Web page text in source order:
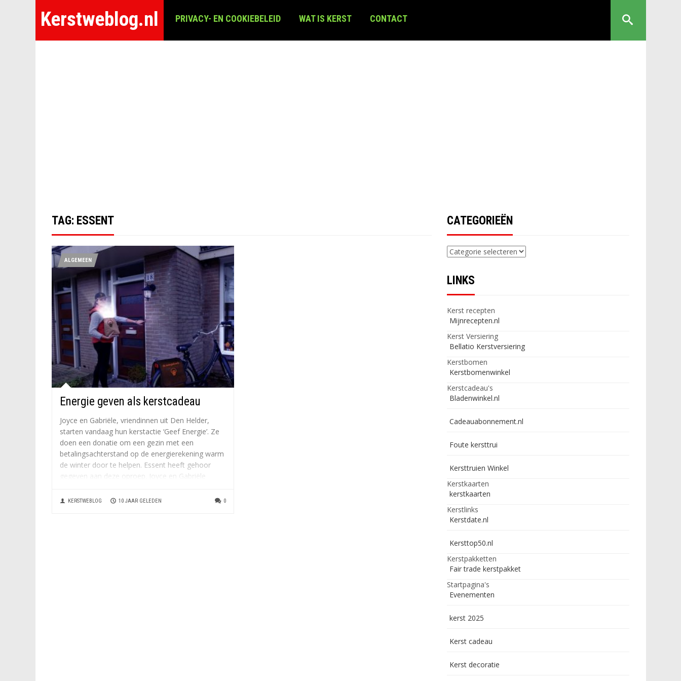
Kerstweblog.nl PRIVACY- EN COOKIEBELEID WAT IS KERST CONTACT
TAG: ESSENT
ALGEMEEN
Energie geven als kerstcadeau
Joyce en Gabriële, vriendinnen uit Den Helder,
starten vandaag hun kerstactie ‘Geef Energie’. Ze
doen een donatie om een gezin met een
betalingsachterstand op de energierekening warm
de winter door te helpen. Essent heeft gehoor
gegeven aan deze oproep. Joyce en Gabriële
op...KERSTWEBLOG 10 JAAR GELEDEN 0
CATEGORIEËN
Categorieën
LINKS
Kerst recepten
Mijnrecepten.nl
Kerst Versiering
Bellatio Kerstversiering
Kerstbomen
Kerstbomenwinkel
Kerstcadeau's
Bladenwinkel.nl
Cadeauabonnement.nl
Foute kersttrui
Kersttruien Winkel
Kerstkaarten
kerstkaarten
Kerstlinks
Kerstdate.nl
Kersttop50.nl
Kerstpakketten
Fair trade kerstpakket
Startpagina's
Evenementen
kerst 2025
Kerst cadeau
Kerst decoratie